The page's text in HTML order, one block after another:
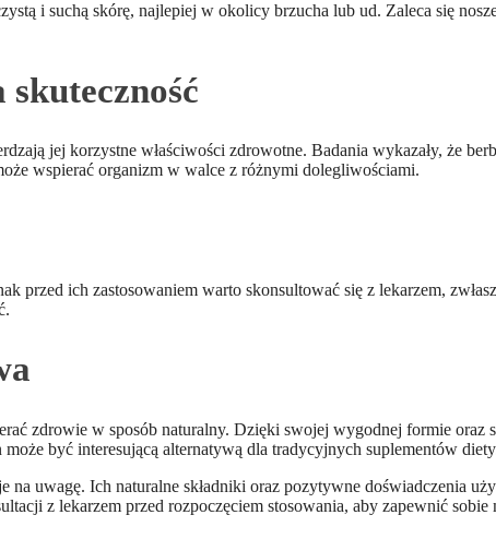
i suchą skórę, najlepiej w okolicy brzucha lub ud. Zaleca się
jej korzystne właściwości zdrowotne. Badania wykazały, że
wspierać organizm w walce z różnymi dolegliwościami.
przed ich zastosowaniem warto skonsultować się z lekarzem,
zdrowie w sposób naturalny. Dzięki swojej wygodnej formie
być interesującą alternatywą dla tradycyjnych suplementów
na uwagę. Ich naturalne składniki oraz pozytywne doświadczenia
z lekarzem przed rozpoczęciem stosowania, aby zapewnić sobie